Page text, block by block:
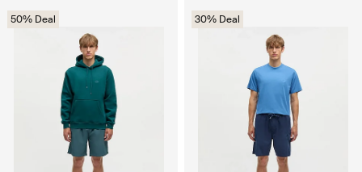
50% Deal 30% Deal